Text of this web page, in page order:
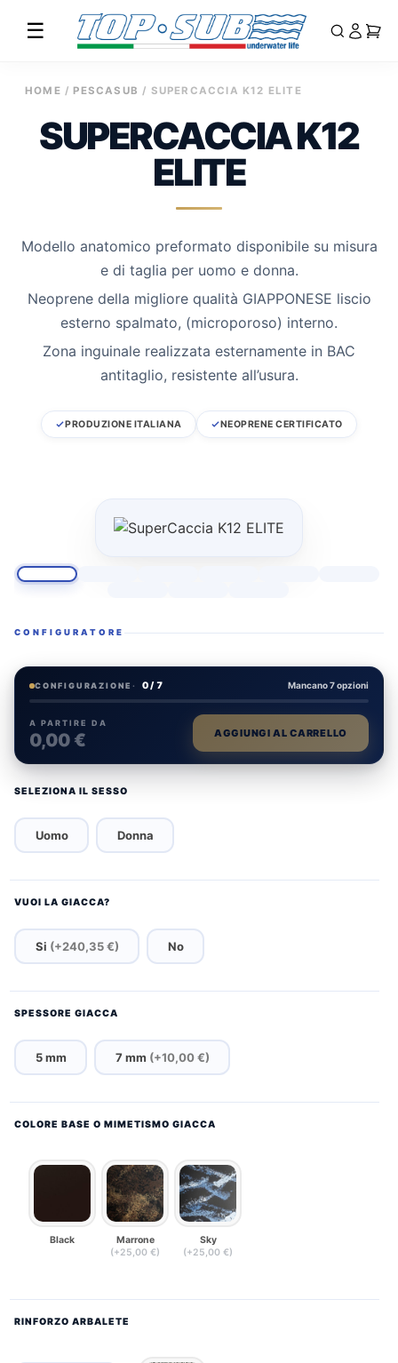
☰
contenuto
HOME / PESCASUB / SUPERCACCIA K12 ELITE
SUPERCACCIA K12
ELITE
Modello anatomico preformato disponibile su misura
e di taglia per uomo e donna.
Neoprene della migliore qualità GIAPPONESE liscio
esterno spalmato, (microporoso) interno.
Zona inguinale realizzata esternamente in BAC
antitaglio, resistente all’usura.
PRODUZIONE ITALIANA NEOPRENE CERTIFICATO
CONFIGURATORE
CONFIGURAZIONE· 0 / 7 Mancano 7 opzioni
A PARTIRE DA
0,00 € AGGIUNGI AL CARRELLO
SELEZIONA IL SESSO
Uomo Donna
VUOI LA GIACCA?
Si (+240,35 €) No
SPESSORE GIACCA
5 mm 7 mm (+10,00 €)
COLORE BASE O MIMETISMO GIACCA
Black
Marrone
(+25,00 €)
Sky
(+25,00 €)
RINFORZO ARBALETE